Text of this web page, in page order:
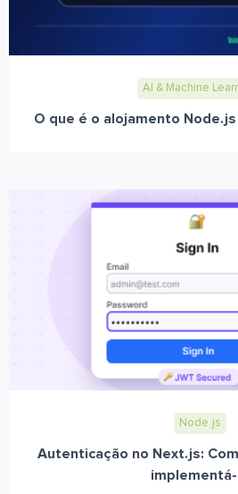
AI & Machine
O que é o alojamento
Node.js
Autenticação no Next.js: